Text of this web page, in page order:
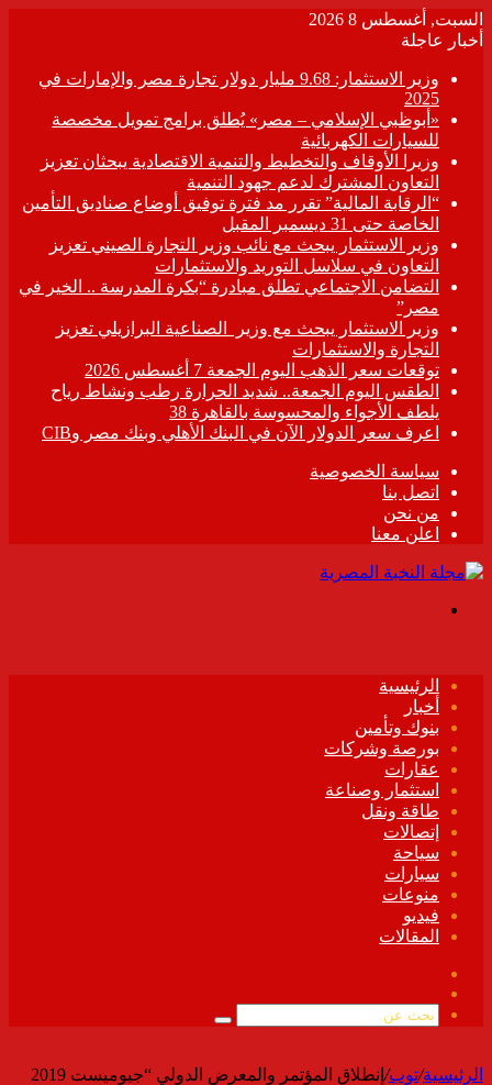
السبت, أغسطس 8 2026
أخبار عاجلة
وزير الاستثمار: 9.68 مليار دولار تجارة مصر والإمارات في
2025
«أبوظبي الإسلامي – مصر» يُطلق برامج تمويل مخصصة
للسيارات الكهربائية
وزيرا الأوقاف والتخطيط والتنمية الاقتصادية يبحثان تعزيز
التعاون المشترك لدعم جهود التنمية
“الرقابة المالية” تقرر مد فترة توفيق أوضاع صناديق التأمين
الخاصة حتى 31 ديسمبر المقبل
وزير الاستثمار يبحث مع نائب وزير التجارة الصيني تعزيز
التعاون في سلاسل التوريد والاستثمارات
التضامن الاجتماعي تطلق مبادرة “بكرة المدرسة .. الخير في
مصر”
وزير الاستثمار يبحث مع وزير الصناعية البرازيلي تعزيز
التجارة والاستثمارات
توقعات سعر الذهب اليوم الجمعة 7 أغسطس 2026
الطقس اليوم الجمعة.. شديد الحرارة رطب ونشاط رياح
يلطف الأجواء والمحسوسة بالقاهرة 38
اعرف سعر الدولار الآن في البنك الأهلي وبنك مصر وCIB
سياسة الخصوصية
اتصل بنا
من نحن
اعلن معنا
الرئيسية
أخبار
بنوك وتأمين
بورصة وشركات
عقارات
استثمار وصناعة
طاقة ونقل
إتصالات
سياحة
سيارات
منوعات
فيديو
المقالات
الموقع
بحث
الرئيسية/توب/
إنطلاق المؤتمر والمعرض الدولي “جيوميست 2019